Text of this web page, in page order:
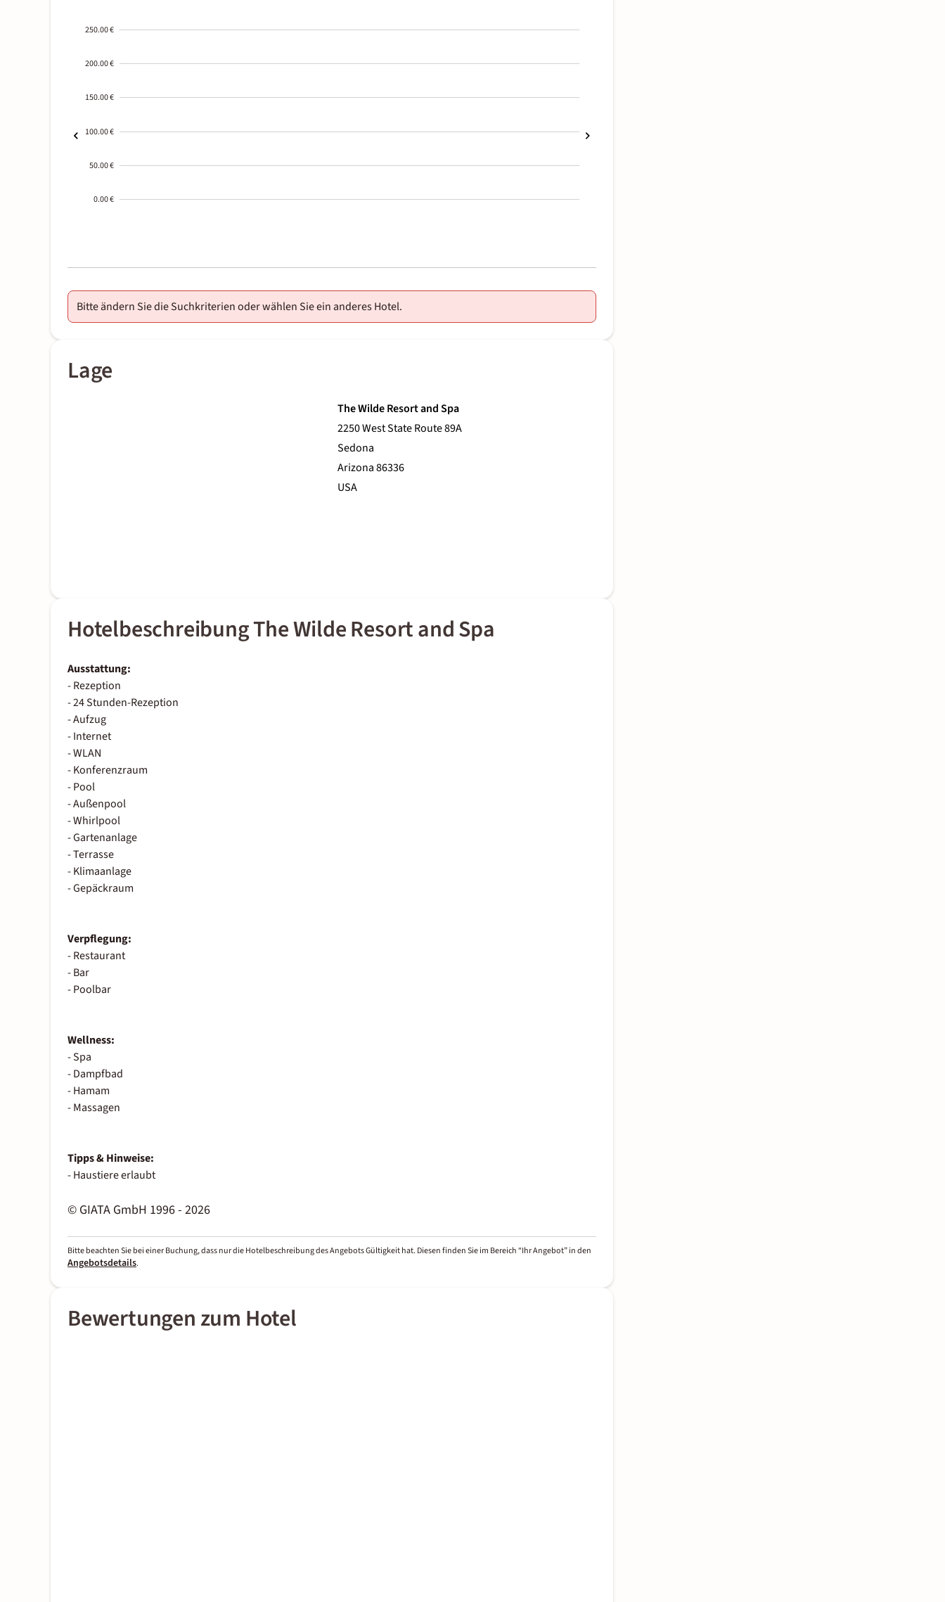
250.00 €
200.00 €
150.00 €
100.00 €
50.00 €
0.00 €
01-02
Bitte ändern Sie die Suchkriterien oder wählen Sie ein anderes Hotel.
Lage
The Wilde Resort and Spa
2250 West State Route 89A
Sedona
Arizona 86336
USA
Hotelbeschreibung The Wilde Resort and Spa
Ausstattung:
- Rezeption
- 24 Stunden-Rezeption
- Aufzug
- Internet
- WLAN
- Konferenzraum
- Pool
- Außenpool
- Whirlpool
- Gartenanlage
- Terrasse
- Klimaanlage
- Gepäckraum
Verpflegung:
- Restaurant
- Bar
- Poolbar
Wellness:
- Spa
- Dampfbad
- Hamam
- Massagen
Tipps & Hinweise:
- Haustiere erlaubt
© GIATA GmbH 1996 - 2026
Bitte beachten Sie bei einer Buchung, dass nur die Hotelbeschreibung des Angebots Gültigkeit hat. Diesen finden Sie im Bereich “Ihr Angebot” in den
Angebotsdetails.
Bewertungen zum Hotel